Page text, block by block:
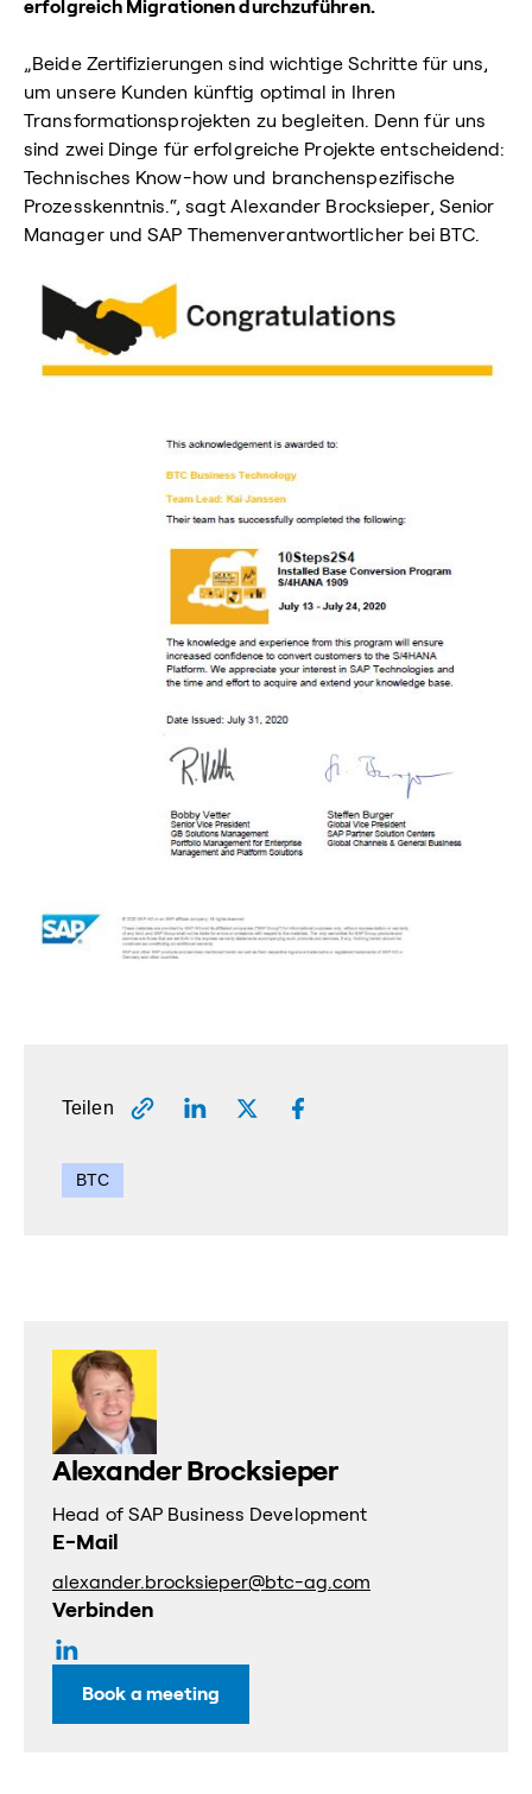
erfolgreich Migrationen durchzuführen.
„Beide Zertifizierungen sind wichtige Schritte für uns,
um unsere Kunden künftig optimal in Ihren
Transformationsprojekten zu begleiten. Denn für uns
sind zwei Dinge für erfolgreiche Projekte entscheidend:
Technisches Know-how und branchenspezifische
Prozesskenntnis.“, sagt Alexander Brocksieper, Senior
Manager und SAP Themenverantwortlicher bei BTC.
Teilen
BTC
Alexander Brocksieper
Head of SAP Business Development
E-Mail
alexander.brocksieper@btc-ag.com
Verbinden
Book a meeting